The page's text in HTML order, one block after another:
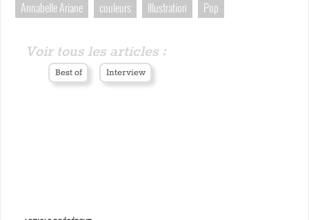
Annabelle Ariane couleurs Illustration Pop
Voir tous les articles :
Best of Interview